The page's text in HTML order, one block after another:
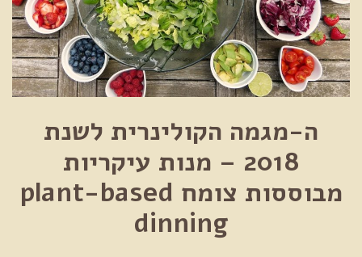
ה-מגמה הקולינרית לשנת
2018 – מנות עיקריות
מבוססות צומח plant-based
dinning